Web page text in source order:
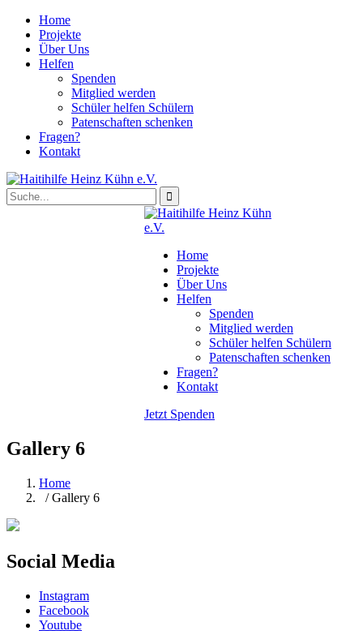
Home
Projekte
Über Uns
Helfen
Spenden
Mitglied werden
Schüler helfen Schülern
Patenschaften schenken
Fragen?
Kontakt
Home
Projekte
Über Uns
Helfen
Spenden
Mitglied werden
Schüler helfen Schülern
Patenschaften schenken
Fragen?
Kontakt
Jetzt Spenden
Gallery 6
Home
/ Gallery 6
Social Media
Instagram
Facebook
Youtube